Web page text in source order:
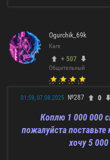
Ogurchik_69k
Каге
+ 507
Общительный
01:59, 07.08.2025 №287 0
Коплю 1 000 000
пожалуйста
хочу 5